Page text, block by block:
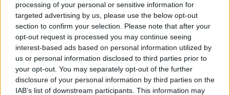
processing of your personal or sensitive information for
targeted advertising by us, please use the below opt-out
section to confirm your selection. Please note that after your
opt-out request is processed you may continue seeing
interest-based ads based on personal information utilized by
us or personal information disclosed to third parties prior to
your opt-out. You may separately opt-out of the further
disclosure of your personal information by third parties on the
IAB’s list of downstream participants. This information may
O čem se mluví
Stačí občanka, nebo je průkazka nutná?
Příbram řeší jednodušší cestování
seniorů MHD
Obyvatelé upozorňují na problémy v okolí
náměstí 17. listopadu. Radnice tvrdí, že
situaci má pod kontrolou